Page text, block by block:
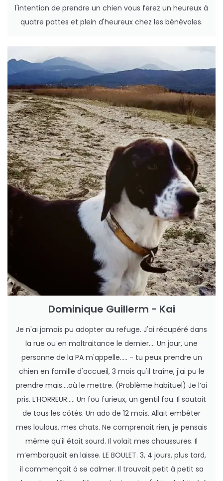
l'intention de prendre un chien vous ferez un heureux à
quatre pattes et plein d'heureux chez les bénévoles.
Dominique Guillerm - Kai
Je n'ai jamais pu adopter au refuge. J'ai récupéré dans
la rue ou en maltraitance le dernier.... Un jour, une
personne de la PA m'appelle..... - tu peux prendre un
chien en famille d'accueil, 3 mois qu'il traîne, j'ai pu le
prendre mais....où le mettre. (Problème habituel) Je l’ai
pris. L’HORREUR..... Un fou furieux, un gentil fou. Il sautait
de tous les côtés. Un ado de 12 mois. Allait embêter
mes loulous, mes chats. Ne comprenait rien, je pensais
même qu'il était sourd. Il volait mes chaussures. Il
m’embarquait en laisse. LE BOULET. 3, 4 jours, plus tard,
il commençait à se calmer. Il trouvait petit à petit sa